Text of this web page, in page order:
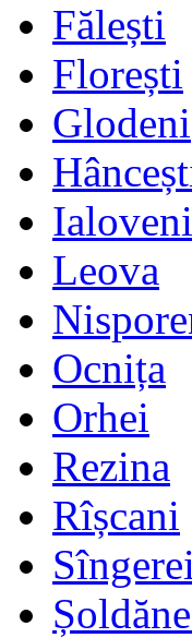
Fălești
Florești
Glodeni
Ialoveni
Leova
Ocnița
Orhei
Rezina
Rîșcani
Sîngerei